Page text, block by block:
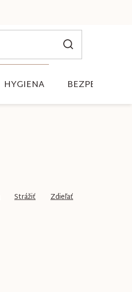
HYGIENA BEZPEČNOSŤ
Strážiť Zdieľať